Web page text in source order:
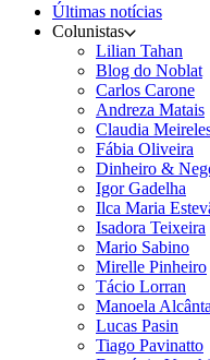
Últimas notícias
Colunistas
Lilian Tahan
Blog do Noblat
Carlos Carone
Andreza Matais
Claudia
Fábia Oliveira
Dinheiro &
Igor Gadelha
Ilca Maria
Isadora Teixeira
Mario Sabino
Mirelle Pinheiro
Tácio Lorran
Manoela
Lucas Pasin
Tiago Pavinatto